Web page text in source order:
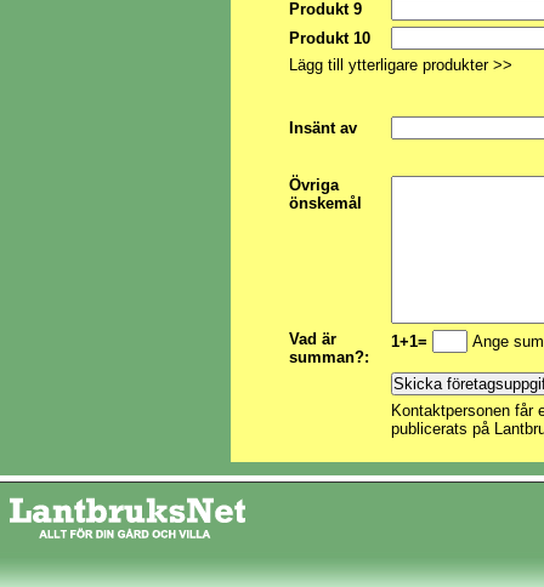
Produkt 9
Produkt 10
Lägg till ytterligare produkter >>
Insänt av
Övriga
önskemål
Vad är
summan?:
1+1= Ange
Kontaktpersonen får
publicerats på